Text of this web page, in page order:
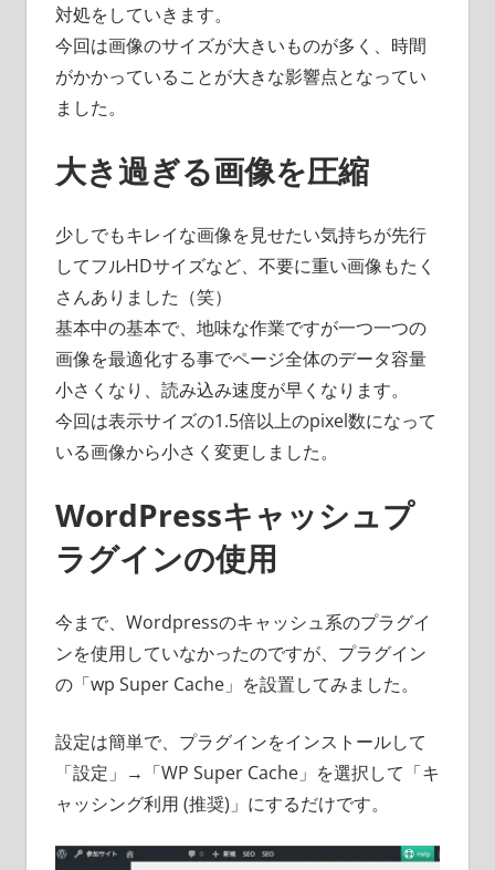
対処をしていきます。
今回は画像のサイズが大きいものが多く、時間
がかかっていることが大きな影響点となってい
ました。
大き過ぎる画像を圧縮
少しでもキレイな画像を見せたい気持ちが先行
してフルHDサイズなど、不要に重い画像もたく
さんありました（笑）
基本中の基本で、地味な作業ですが一つ一つの
画像を最適化する事でページ全体のデータ容量
小さくなり、読み込み速度が早くなります。
今回は表示サイズの1.5倍以上のpixel数になって
いる画像から小さく変更しました。
WordPressキャッシュプ
ラグインの使用
今まで、Wordpressのキャッシュ系のプラグイ
ンを使用していなかったのですが、プラグイン
の「wp Super Cache」を設置してみました。
設定は簡単で、プラグインをインストールして
「設定」→「WP Super Cache」を選択して「キ
ャッシング利用 (推奨)」にするだけです。